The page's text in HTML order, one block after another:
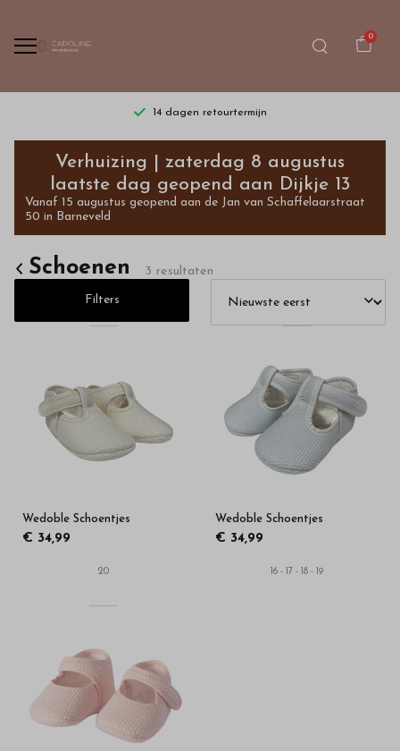
0
Schoenen
Bestel
kinderkleding
kwaliteit
onze
Verhuizing | zaterdag 8 augustus
laatste dag geopend aan Dijkje 13
Vanaf 15 augustus geopend aan de Jan van Schaffelaarstraat
50 in Barneveld
Schoenen 3 resultaten
Filters
Wedoble Schoentjes
€ 34,99
20
Wedoble Schoentjes
€ 34,99
16 - 17 - 18 - 19